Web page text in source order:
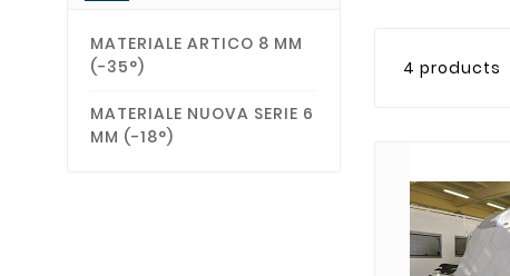
MATERIALE ARTICO 8 MM
(-35°)
MATERIALE NUOVA SERIE 6
MM (-18°)
4 products